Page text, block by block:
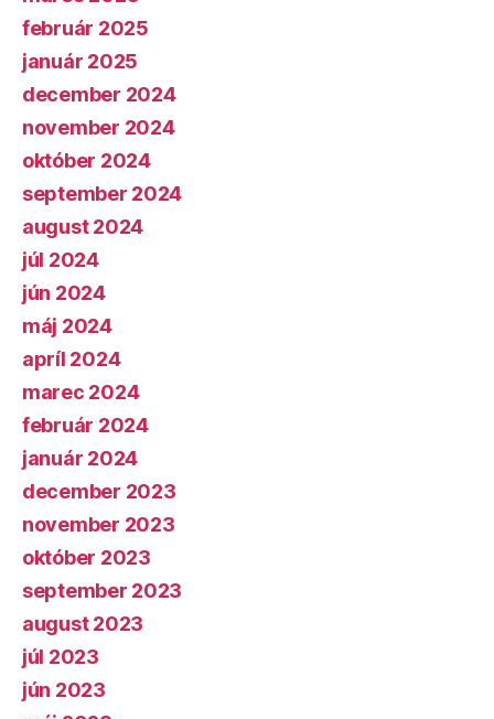
február 2025
január 2025
december 2024
november 2024
október 2024
september 2024
august 2024
júl 2024
jún 2024
máj 2024
apríl 2024
marec 2024
február 2024
január 2024
december 2023
november 2023
október 2023
september 2023
august 2023
júl 2023
jún 2023